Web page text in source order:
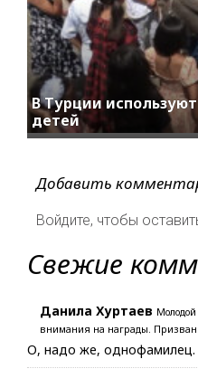
В Турции
детей
Добавить
Войдите, чтобы
Свежие
Данила Хуртаев
внимания на награды.
О, надо же, однофамилец.